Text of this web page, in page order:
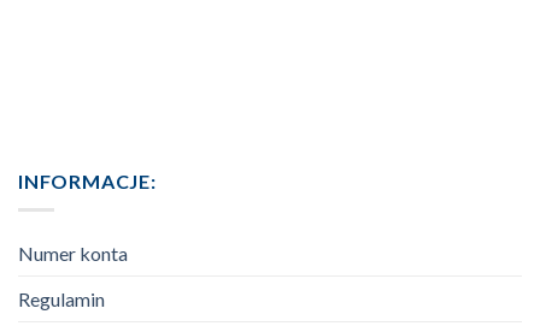
INFORMACJE:
Numer konta
Regulamin